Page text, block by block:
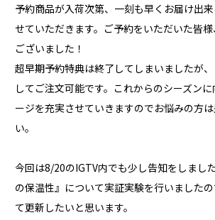
予約商品が入荷次第、一刻も早くお届け出
せていただきます。ご予約をいただいた皆
ございました！
超早期予約特典は終了してしまいましたが
してご注文可能です。これからのシーズン
ージを充実させていきますのでお悩みの方
い。
今回は8/20のIGTV内でも少し告知をしまし
の保温性』について実証実験を行いました
て更新したいと思います。